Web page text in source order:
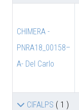
CHIMERA -
PNRA18_00158–
A- Del Carlo
CIFALPS ( 1 )